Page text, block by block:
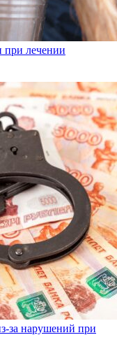
при лечении
за нарушений при